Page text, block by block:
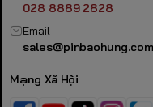
028 8889 2828
Email
sales@pinbaohung.com
Mạng Xã Hội